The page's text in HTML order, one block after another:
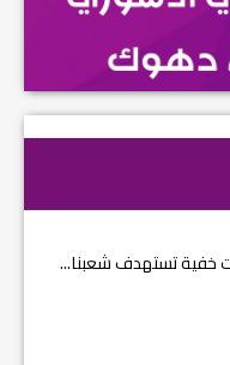
خفية تستهدف شعبنا...